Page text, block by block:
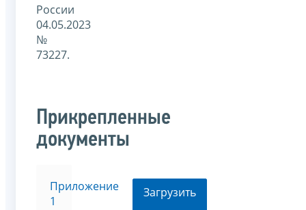
России
04.05.2023
№
73227.
Прикрепленные
документы
Приложение
1
Загрузить